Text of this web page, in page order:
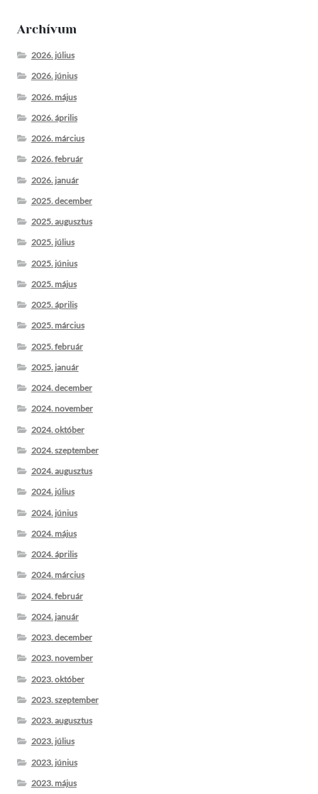
Archívum
2026. július
2026. június
2026. május
2026. április
2026. március
2026. február
2026. január
2025. december
2025. augusztus
2025. július
2025. június
2025. május
2025. április
2025. március
2025. február
2025. január
2024. december
2024. november
2024. október
2024. szeptember
2024. augusztus
2024. július
2024. június
2024. május
2024. április
2024. március
2024. február
2024. január
2023. december
2023. november
2023. október
2023. szeptember
2023. augusztus
2023. július
2023. június
2023. május